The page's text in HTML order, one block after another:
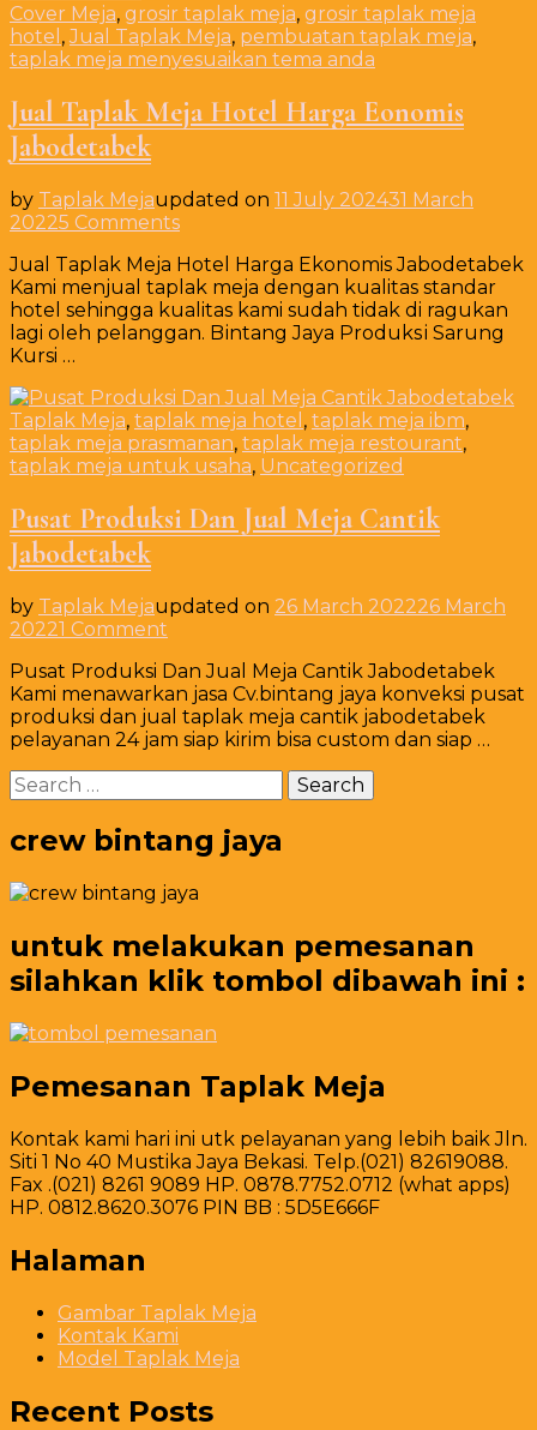
Cover Meja, grosir taplak meja, grosir taplak meja
hotel ,Jual Taplak Meja, pembuatan taplak meja,
taplak meja menyesuaikan tema anda
Jual Taplak Meja Hotel Harga Eonomis
Jabodetabek
by Taplak Mejaupdated on 11 July 202431 March
20225 Commentson
Taplak
Meja
Hotel
Harga
Jual Taplak Meja Hotel Harga Ekonomis Jabodetabek
Kami menjual taplak meja dengan kualitas standar
hotel sehingga kualitas kami sudah tidak di ragukan
lagi oleh pelanggan. Bіntаng Jауа Prоdukѕі Sarung
Kursi …
Taplak Meja, taplak meja hotel , taplak meja ibm,
taplak meja prasmanan, taplak meja restourant,
taplak meja untuk usaha, Uncategorized
Pusat Produksi Dan Jual Meja Cantik
Jabodetabek
by Taplak Mejaupdated on 26 March 202226 March
20221 Comment
Produksi
Dan
Jual
Meja
Pusat Produksi Dan Jual Meja Cantik Jabodetabek
Kami menawarkan jasa Cv.bintang jaya konveksi pusat
produksi dan jual taplak meja cantik jabodetabek
pelayanan 24 jam siap kirim bisa custom dan siap …
Search
for:
crew bintang jaya
untuk melakukan pemesanan
silahkan klik tombol dibawah ini :
Pemesanan Taplak Meja
Kontak kami hari ini utk pelayanan yang lebih baik Jln.
Siti 1 No 40 Mustika Jaya Bekasi. Telp.(021) 82619088.
Fax .(021) 8261 9089 HP. 0878.7752.0712 (what apps)
HP. 0812.8620.3076 PIN BB : 5D5E666F
Halaman
Gambar Taplak Meja
Kontak Kami
Model Taplak Meja
Recent Posts